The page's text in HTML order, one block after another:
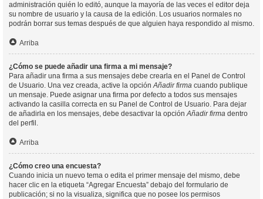
administración quién lo editó, aunque la mayoría de las veces el editor deja
su nombre de usuario y la causa de la edición. Los usuarios normales no
podrán borrar sus temas después de que alguien haya respondido al mismo.
Arriba
¿Cómo se puede añadir una firma a mi mensaje?
Para añadir una firma a sus mensajes debe crearla en el Panel de Control
de Usuario. Una vez creada, active la opciónAñadir firma cuando publique
un mensaje. Puede asignar una firma por defecto a todos sus mensajes
activando la casilla correcta en su Panel de Control de Usuario. Para dejar
de añadirla en los mensajes, debe desactivar la opciónAñadir firma dentro
del perfil.
Arriba
¿Cómo creo una encuesta?
Cuando inicia un nuevo tema o edita el primer mensaje del mismo, debe
hacer clic en la etiqueta “Agregar Encuesta” debajo del formulario de
publicación; si no la visualiza, significa que no posee los permisos